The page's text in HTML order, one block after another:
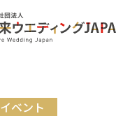
イベント